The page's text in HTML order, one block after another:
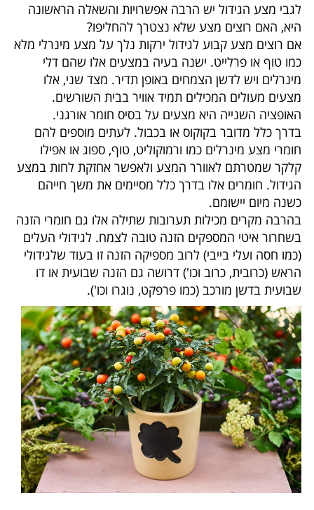
לגבי מצע הגידול יש הרבה אפשרויות והשאלה הראשונה
היא, האם רוצים מצע שלא נצטרך להחליפו?
אם רוצים מצע קבוע לגידול ירקות נלך על מצע מינרלי מלא
כמו טוף או פרלייט. ישנה בעיה במצעים אלו שהם דלי
מינרלים ויש לדשן הצמחים באופן תדיר. מצד שני, אלו
מצעים מעולים המכילים תמיד אוויר בבית השורשים.
האופציה השנייה היא מצעים על בסיס חומר אורגני.
בדרך כלל מדובר בקוקוס או בכבול. לעתים מוספים להם
חומרי מצע מינרלים כמו ורמוקוליט, טוף, ספוג או אפילו
קלקר שמטרתם לאוורר המצע ולאפשר אחזקת לחות במצע
הגידול. חומרים אלו בדרך כלל מסיימים את משך חייהם
כשנה מיום יישומם.
בהרבה מקרים מכילות תערובות שתילה אלו גם חומרי הזנה
בשחרור איטי המספקים הזנה טובה לצמח. לגידולי העלים
(כמו חסה ועלי בייבי) לרוב מספיקה הזנה זו בעוד שלגידולי
הראש (כרובית, כרוב וכו') דרושה גם הזנה שבועית או דו
שבועית בדשן מורכב (כמו פרפקט, נוגרו וכו').